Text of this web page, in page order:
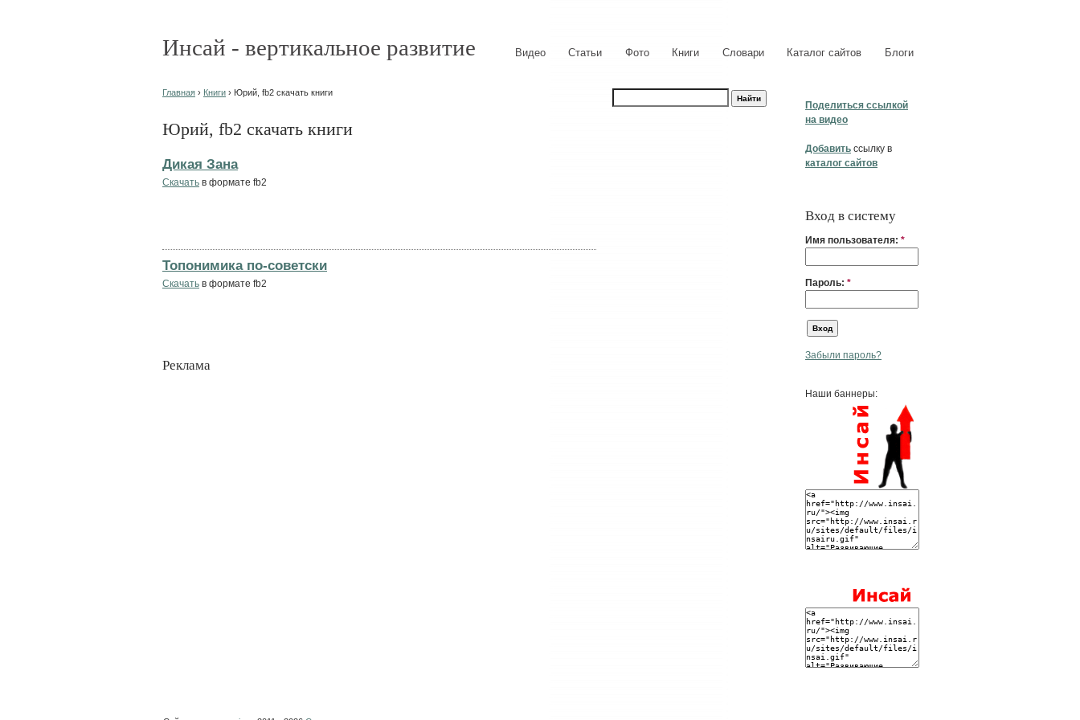
Инсай - вертикальное развитие Видео Статьи Фото Книги Словари Каталог сайтов Блоги
Поделиться ссылкой
на видео
Добавить ссылку в
каталог сайтов
Вход в систему
Имя пользователя: *
Пароль: *
Забыли пароль?
Наши баннеры:
Главная › Книги › Юрий, fb2 скачать книги
Юрий, fb2 скачать книги
Дикая Зана
Скачать в формате fb2
Топонимика по-советски
Скачать в формате fb2
Реклама